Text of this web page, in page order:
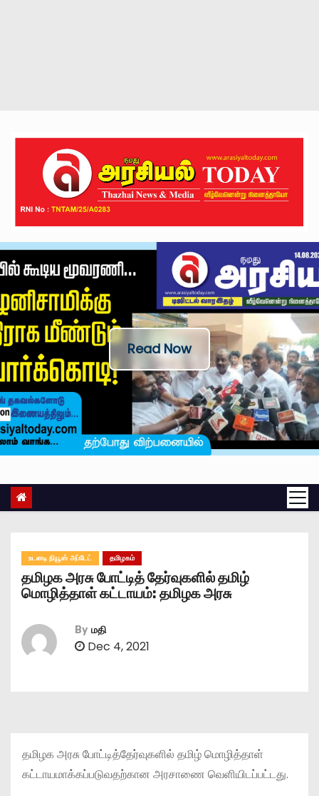
Read Now
உடனடி நியூஸ் அப்டேட் தமிழகம்
தமிழக அரசு போட்டித் தேர்வுகளில் தமிழ்
மொழித்தாள் கட்டாயம்: தமிழக அரசு
By மதி
Dec 4, 2021
தமிழக அரசு போட்டித்தேர்வுகளில் தமிழ் மொழித்தாள்
கட்டாயமாக்கப்படுவதற்கான அரசாணை வெளியிடப்பட்டது.